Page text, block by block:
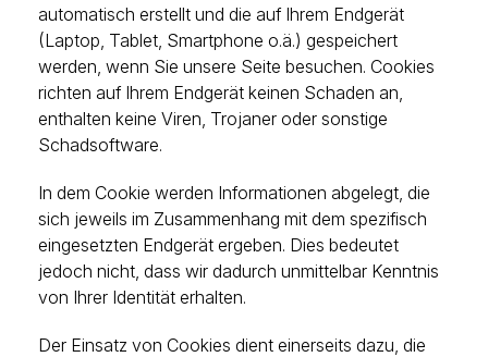
automatisch erstellt und die auf Ihrem Endgerät
(Laptop, Tablet, Smartphone o.ä.) gespeichert
werden, wenn Sie unsere Seite besuchen. Cookies
richten auf Ihrem Endgerät keinen Schaden an,
enthalten keine Viren, Trojaner oder sonstige
Schadsoftware.
In dem Cookie werden Informationen abgelegt, die
sich jeweils im Zusammenhang mit dem spezifisch
eingesetzten Endgerät ergeben. Dies bedeutet
jedoch nicht, dass wir dadurch unmittelbar Kenntnis
von Ihrer Identität erhalten.
Der Einsatz von Cookies dient einerseits dazu, die